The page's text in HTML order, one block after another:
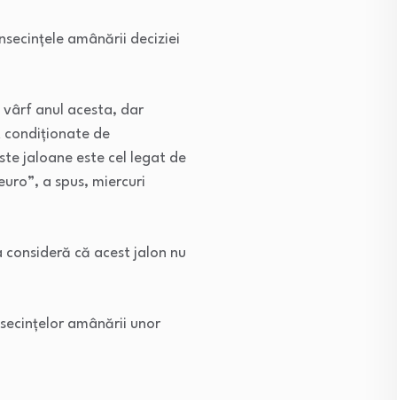
amânării deciziei
vârf anul acesta, dar
condiționate de
jaloane este cel legat de
a spus, miercuri
că acest jalon nu
amânării unor